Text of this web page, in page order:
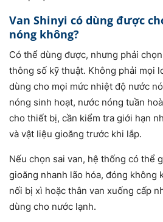
Van Shinyi có dùng được
nóng không?
Có thể dùng được, nhưng phải
thông số kỹ thuật. Không phải mọi
dùng cho mọi mức nhiệt độ nước
nóng sinh hoạt, nước nóng tuần
cho thiết bị, cần kiểm tra giới hạn
và vật liệu gioăng trước khi lắp.
Nếu chọn sai van, hệ thống có thể
gioăng nhanh lão hóa, đóng không
nối bị xì hoặc thân van xuống cấp
dùng cho nước lạnh.